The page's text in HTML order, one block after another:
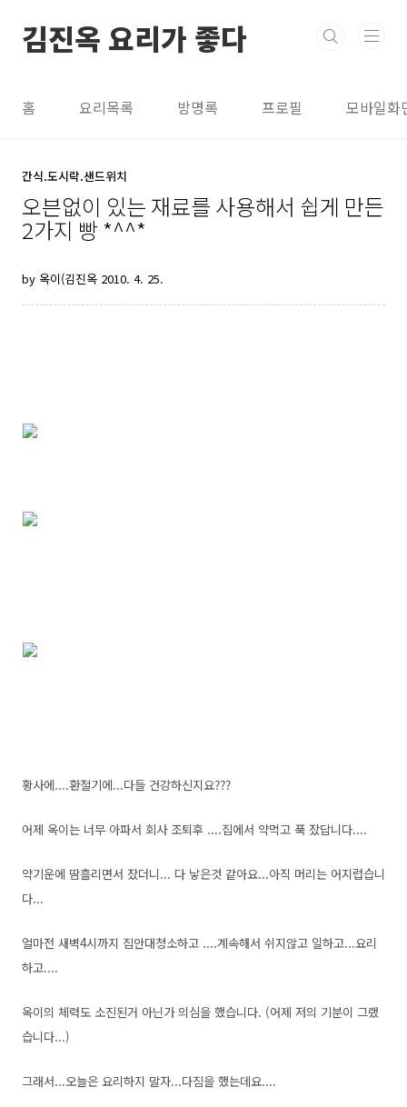
김진옥 요리가 좋다
홈 요리목록 방명록 프로필 모바일화
간식.도시락.샌드위치
오븐없이 있는 재료를 사용해서 쉽게 만든
2가지 빵 *^^*
by 옥이(김진옥 2010. 4. 25.
황사에....환절기에...다들 건강하신지요???
어제 옥이는 너무 아파서 회사 조퇴후 ....집에서 약먹고 푹 잤답니다....
약기운에 땀흘리면서 잤더니... 다 낳은것 같아요...아직 머리는 어지럽습니
다...
얼마전 새벽4시까지 집안대청소하고 ....계속해서 쉬지않고 일하고...요리
하고....
옥이의 체력도 소진된거 아닌가 의심을 했습니다. (어제 저의 기분이 그랬
습니다...)
그래서...오늘은 요리하지 말자...다짐을 했는데요....